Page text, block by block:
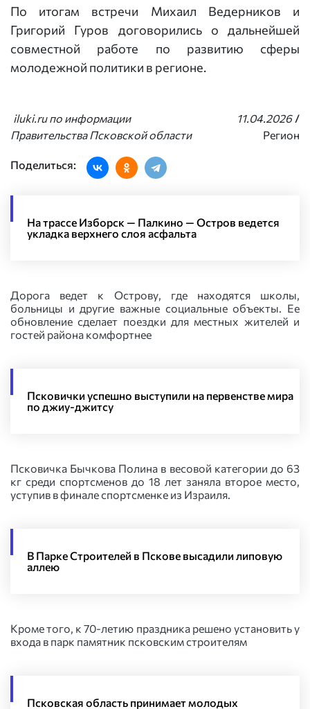
По итогам встречи Михаил Ведерников и
Григорий Гуров договорились о дальнейшей
совместной работе по развитию сферы
молодежной политики в регионе.
iluki.ru по информации
Правительства Псковской области
11.04.2026 /
Регион
Поделиться:
На трассе Изборск — Палкино — Остров ведется
укладка верхнего слоя асфальта
Дорога ведет к Острову, где находятся школы,
больницы и другие важные социальные объекты. Ее
обновление сделает поездки для местных жителей и
гостей района комфортнее
Псковички успешно выступили на первенстве мира
по джиу-джитсу
Псковичка Бычкова Полина в весовой категории до 63
кг среди спортсменов до 18 лет заняла второе место,
уступив в финале спортсменке из Израиля.
В Парке Строителей в Пскове высадили липовую
аллею
Кроме того, к 70-летию праздника решено установить у
входа в парк памятник псковским строителям
Псковская область принимает молодых